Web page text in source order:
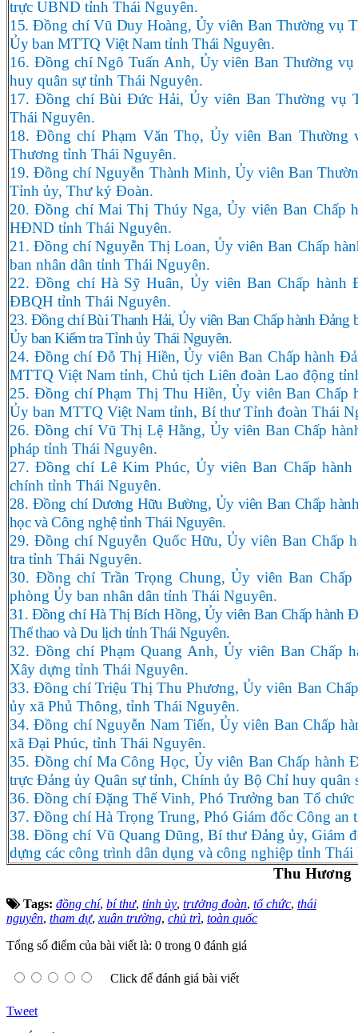
trực UBND tỉnh Thái Nguyên.
15. Đồng chí Vũ Duy Hoàng, Ủy viên Ban Thường vụ
Ủy ban MTTQ Việt Nam tỉnh Thái Nguyên.
16. Đồng chí Ngô Tuấn Anh, Ủy viên Ban Thường
huy quân sự tỉnh Thái Nguyên.
17. Đồng chí Bùi Đức Hải, Ủy viên Ban Thường vụ
Thái Nguyên.
18. Đồng chí Phạm Văn Thọ, Ủy viên Ban Thường
Thương tỉnh Thái Nguyên.
19. Đồng chí Nguyễn Thành Minh, Ủy viên Ban
Tỉnh ủy, Thư ký Đoàn.
20. Đồng chí Mai Thị Thúy Nga, Ủy viên Ban Chấp
HĐND tỉnh Thái Nguyên.
21. Đồng chí Nguyễn Thị Loan, Ủy viên Ban Chấp
ban nhân dân tỉnh Thái Nguyên.
22. Đồng chí Hà Sỹ Huân, Ủy viên Ban Chấp hành
ĐBQH tỉnh Thái Nguyên.
23. Đồng chí Bùi Thanh Hải, Ủy viên Ban Chấp hành Đảng
Ủy ban Kiểm tra Tỉnh ủy Thái Nguyên.
24. Đồng chí Đỗ Thị Hiền, Ủy viên Ban Chấp hành
MTTQ Việt Nam tỉnh, Chủ tịch Liên đoàn Lao động
25. Đồng chí Phạm Thị Thu Hiền, Ủy viên Ban Chấp
Ủy ban MTTQ Việt Nam tỉnh, Bí thư Tỉnh đoàn Thái
26. Đồng chí Vũ Thị Lệ Hằng, Ủy viên Ban Chấp
pháp tỉnh Thái Nguyên.
27. Đồng chí Lê Kim Phúc, Ủy viên Ban Chấp
chính tỉnh Thái Nguyên.
28. Đồng chí Dương Hữu Bường, Ủy viên Ban Chấp
học và Công nghệ tỉnh Thái Nguyên.
29. Đồng chí Nguyễn Quốc Hữu, Ủy viên Ban Chấp
tra tỉnh Thái Nguyên.
30. Đồng chí Trần Trọng Chung, Ủy viên Ban
phòng Ủy ban nhân dân tỉnh Thái Nguyên.
31. Đồng chí Hà Thị Bích Hồng, Ủy viên Ban Chấp hành
Thể thao và Du lịch tỉnh Thái Nguyên.
32. Đồng chí Phạm Quang Anh, Ủy viên Ban Chấp
Xây dựng tỉnh Thái Nguyên.
33. Đồng chí Triệu Thị Thu Phương, Ủy viên Ban
ủy xã Phủ Thông, tỉnh Thái Nguyên.
34. Đồng chí Nguyễn Nam Tiến, Ủy viên Ban Chấp
xã Đại Phúc, tỉnh Thái Nguyên.
35. Đồng chí Ma Công Học, Ủy viên Ban Chấp hành
trực Đảng ủy Quân sự tỉnh, Chính ủy Bộ Chỉ huy quân
36. Đồng chí Đặng Thế Vinh, Phó Trưởng ban Tổ
37. Đồng chí Hà Trọng Trung, Phó Giám đốc Công an
38. Đồng chí Vũ Quang Dũng, Bí thư Đảng ủy, Giám
dựng các công trình dân dụng và công nghiệp tỉnh
Thu Hương
Tags: đồng chí, bí thư, tỉnh ủy, trưởng đoàn, tổ chức, thái
nguyên, tham dự,xuân trường, chủ trì, toàn quốc
Tổng số điểm của bài viết là: 0 trong 0 đánh giá
Click để đánh giá bài viết
Tweet